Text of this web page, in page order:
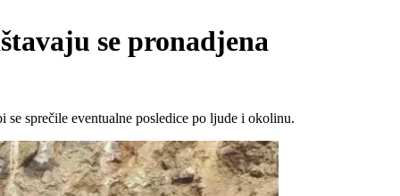
se pronadjena
sprečile eventualne posledice po ljude i okolinu.